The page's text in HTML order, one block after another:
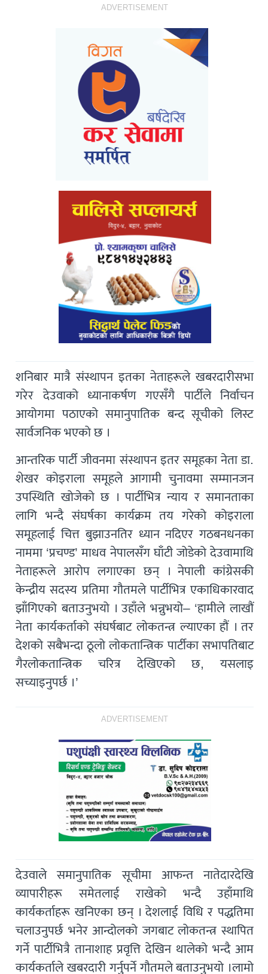
ADVERTISEMENT
शनिबार मात्रै संस्थापन इतका नेताहरूले खबरदारीसभा
गरेर देउवाको ध्यानाकर्षण गएसँगै पार्टीले निर्वाचन
आयोगमा पठाएको समानुपातिक बन्द सूचीको लिस्ट
सार्वजनिक भएको छ ।
आन्तरिक पार्टी जीवनमा संस्थापन इतर समूहका नेता डा.
शेखर कोइराला समूहले आगामी चुनावमा सम्मानजन
उपस्थिति खोजेको छ । पार्टीभित्र न्याय र समानताका
लागि भन्दै संघर्षका कार्यक्रम तय गरेको कोइराला
समूहलाई चित्त बुझाउनतिर ध्यान नदिएर गठबनधनका
नाममा ‘प्रचण्ड’ माधव नेपालसँग घाँटी जोडेको देउवामाथि
नेताहरूले आरोप लगाएका छन् । नेपाली कांग्रेसकी
केन्द्रीय सदस्य प्रतिमा गौतमले पार्टीभित्र एकाधिकारवाद
झाँगिएको बताउनुभयो । उहाँले भन्नुभयो– ‘हामीले लाखौं
नेता कार्यकर्ताको संघर्षबाट लोकतन्त्र ल्याएका हौं । तर
देशको सबैभन्दा ठूलो लोकतान्त्रिक पार्टीका सभापतिबाट
गैरलोकतान्त्रिक चरित्र देखिएको छ, यसलाइ
सच्याइनुपर्छ ।’
ADVERTISEMENT
देउवाले समानुपातिक सूचीमा आफन्त नातेदारदेखि
व्यापारीहरू समेतलाई राखेको भन्दै उहाँमाथि
कार्यकर्ताहरू खनिएका छन् । देशलाई विधि र पद्धतिमा
चलाउनुपर्छ भनेर आन्दोलको जगबाट लोकतन्त्र स्थापित
गर्ने पार्टीभित्रै तानाशाह प्रवृत्ति देखिन थालेको भन्दै आम
कार्यकर्ताले खबरदारी गर्नुपर्ने गौतमले बताउनुभयो ।लामो